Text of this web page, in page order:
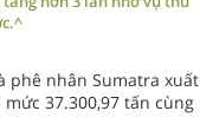
phê nhân Sumatra xuất
37.300,97 tấn cùng